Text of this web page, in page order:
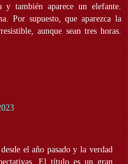
y también aparece un elefante.
Por supuesto, que aparezca la
aunque sean tres horas.
el año pasado y la verdad
El título es un gran